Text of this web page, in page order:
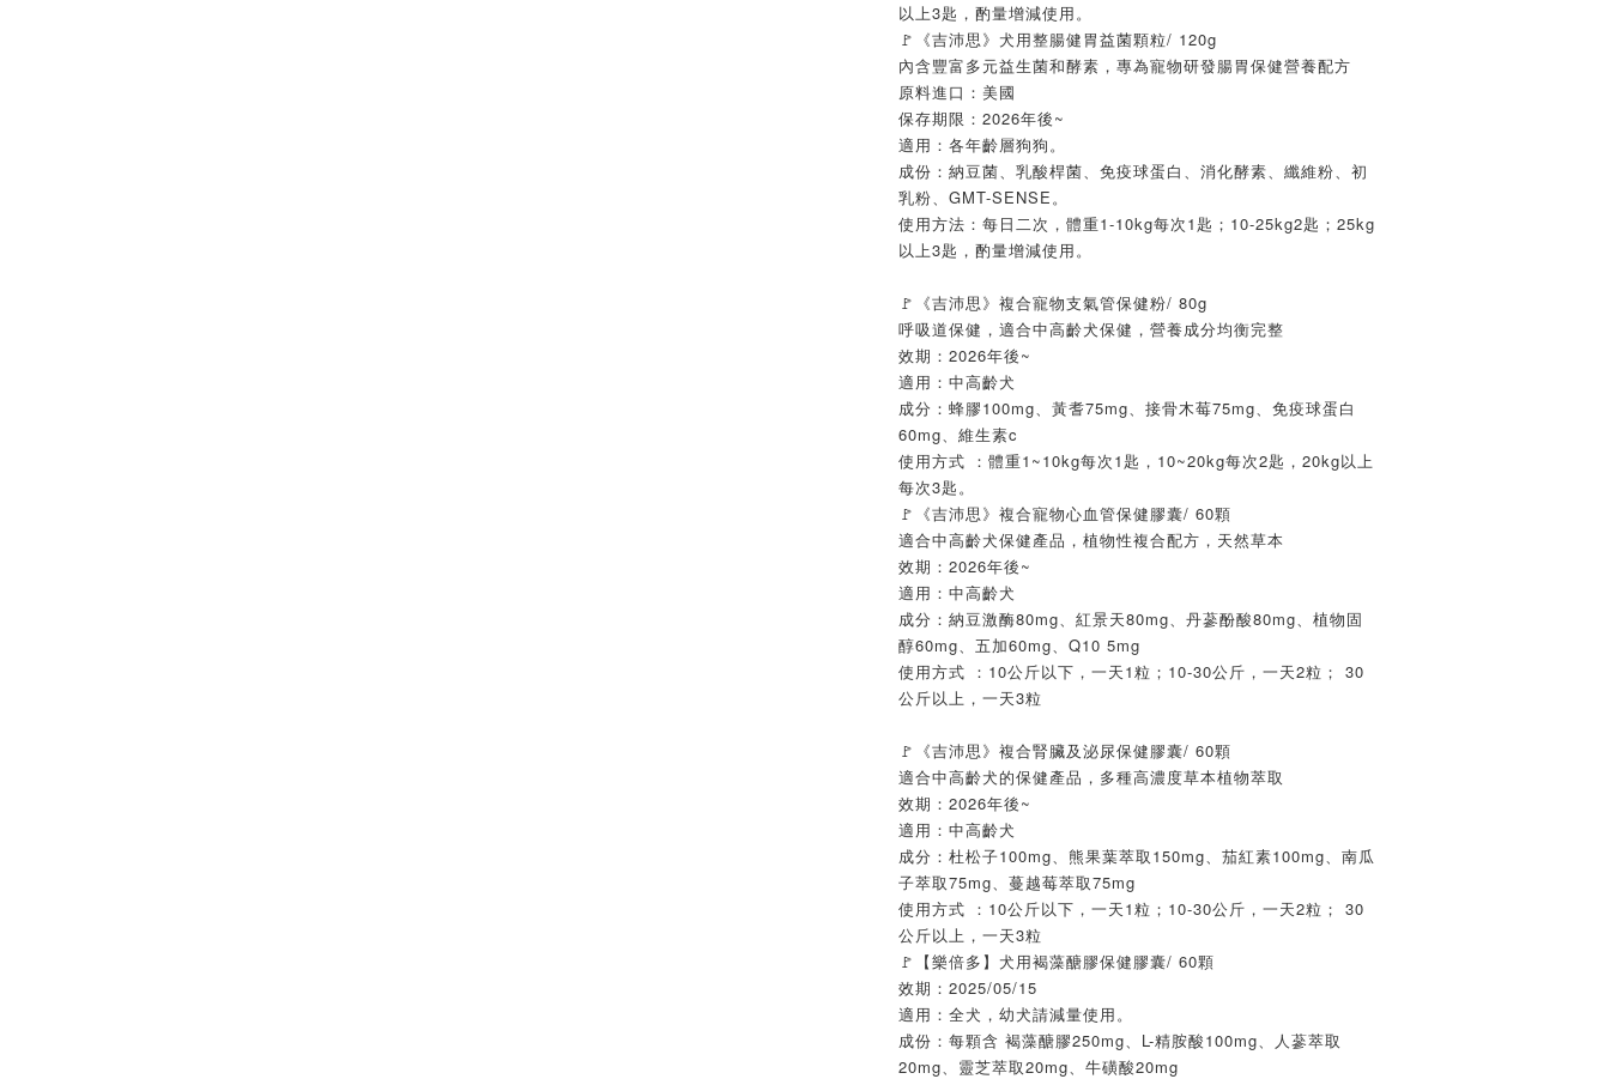
以上3匙，酌量增減使用。
🚩《吉沛思》犬用整腸健胃益菌顆粒/ 120g
內含豐富多元益生菌和酵素，專為寵物研發腸胃保健營養配方
原料進口：美國
保存期限：2026年後~
適用：各年齡層狗狗。
成份：納豆菌、乳酸桿菌、免疫球蛋白、消化酵素、纖維粉、初
乳粉、GMT-SENSE。
使用方法：每日二次，體重1-10kg每次1匙；10-25kg2匙；25kg
以上3匙，酌量增減使用。
🚩《吉沛思》複合寵物支氣管保健粉/ 80g
呼吸道保健，適合中高齡犬保健，營養成分均衡完整
效期：2026年後~
適用：中高齡犬
成分：蜂膠100mg、黃耆75mg、接骨木莓75mg、免疫球蛋白
60mg、維生素c
使用方式 ：體重1~10kg每次1匙，10~20kg每次2匙，20kg以上
每次3匙。
🚩《吉沛思》複合寵物心血管保健膠囊/ 60顆
適合中高齡犬保健產品，植物性複合配方，天然草本
效期：2026年後~
適用：中高齡犬
成分：納豆激酶80mg、紅景天80mg、丹蔘酚酸80mg、植物固
醇60mg、五加60mg、Q10 5mg
使用方式 ：10公斤以下，一天1粒；10-30公斤，一天2粒； 30
公斤以上，一天3粒
🚩《吉沛思》複合腎臟及泌尿保健膠囊/ 60顆
適合中高齡犬的保健產品，多種高濃度草本植物萃取
效期：2026年後~
適用：中高齡犬
成分：杜松子100mg、熊果葉萃取150mg、茄紅素100mg、南瓜
子萃取75mg、蔓越莓萃取75mg
使用方式 ：10公斤以下，一天1粒；10-30公斤，一天2粒； 30
公斤以上，一天3粒
🚩【樂倍多】犬用褐藻醣膠保健膠囊/ 60顆
效期：2025/05/15
適用：全犬，幼犬請減量使用。
成份：每顆含 褐藻醣膠250mg、L-精胺酸100mg、人蔘萃取
20mg、靈芝萃取20mg、牛磺酸20mg